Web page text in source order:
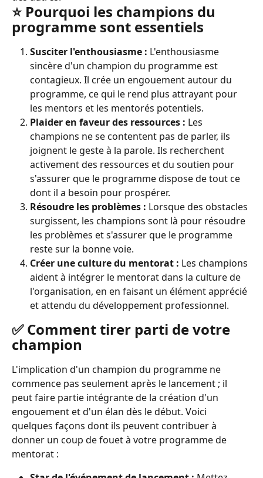
⭐️ Pourquoi les champions du
programme sont essentiels
Susciter l'enthousiasme : L'enthousiasme
sincère d'un champion du programme est
contagieux. Il crée un engouement autour du
programme, ce qui le rend plus attrayant pour
les mentors et les mentorés potentiels.
Plaider en faveur des ressources : Les
champions ne se contentent pas de parler, ils
joignent le geste à la parole. Ils recherchent
activement des ressources et du soutien pour
s'assurer que le programme dispose de tout ce
dont il a besoin pour prospérer.
Résoudre les problèmes : Lorsque des obstacles
surgissent, les champions sont là pour résoudre
les problèmes et s'assurer que le programme
reste sur la bonne voie.
Créer une culture du mentorat : Les champions
aident à intégrer le mentorat dans la culture de
l'organisation, en en faisant un élément apprécié
et attendu du développement professionnel.
✅ Comment tirer parti de votre
champion
L'implication d'un champion du programme ne
commence pas seulement après le lancement ; il
peut faire partie intégrante de la création d'un
engouement et d'un élan dès le début. Voici
quelques façons dont ils peuvent contribuer à
donner un coup de fouet à votre programme de
mentorat :